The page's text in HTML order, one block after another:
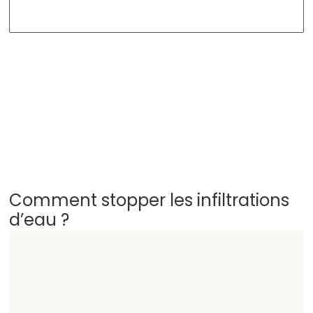
Comment stopper les infiltrations
d’eau ?